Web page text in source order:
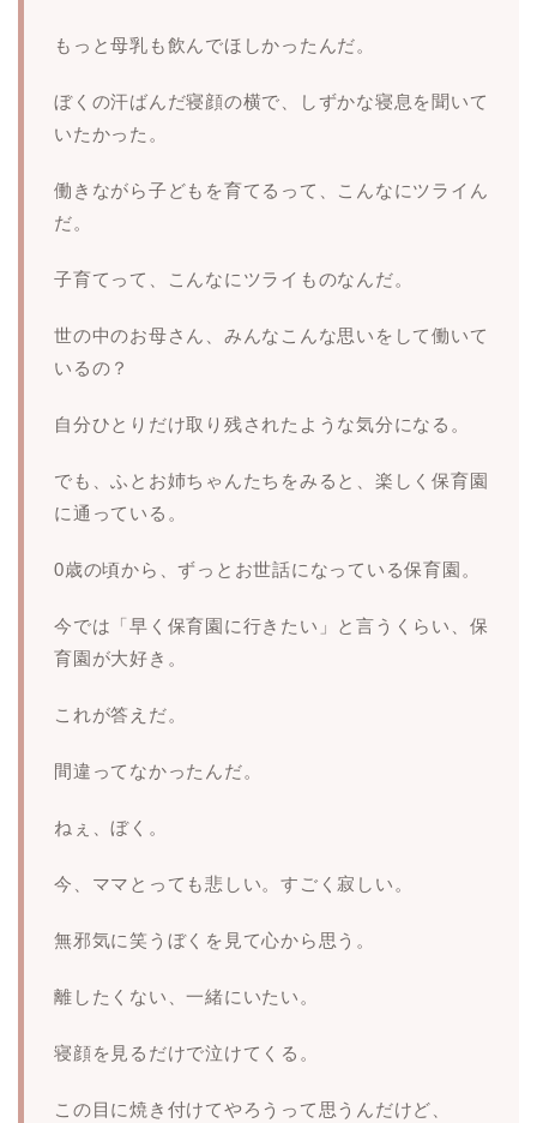
もっと母乳も飲んでほしかったんだ。
ぼくの汗ばんだ寝顔の横で、しずかな寝息を聞いて
いたかった。
働きながら子どもを育てるって、こんなにツライん
だ。
子育てって、こんなにツライものなんだ。
世の中のお母さん、みんなこんな思いをして働いて
いるの？
自分ひとりだけ取り残されたような気分になる。
でも、ふとお姉ちゃんたちをみると、楽しく保育園
に通っている。
0歳の頃から、ずっとお世話になっている保育園。
今では「早く保育園に行きたい」と言うくらい、保
育園が大好き。
これが答えだ。
間違ってなかったんだ。
ねぇ、ぼく。
今、ママとっても悲しい。すごく寂しい。
無邪気に笑うぼくを見て心から思う。
離したくない、一緒にいたい。
寝顔を見るだけで泣けてくる。
この目に焼き付けてやろうって思うんだけど、